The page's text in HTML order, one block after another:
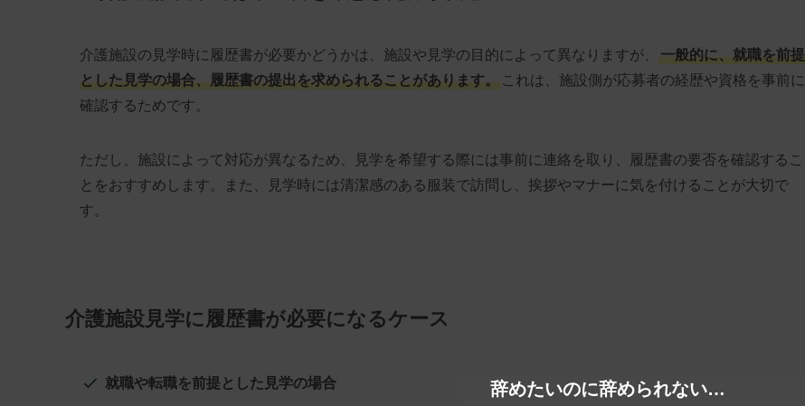
介護施設の見学時に履歴書が必要かどうかは、施設や見学の目的によって異なりますが、
一般的に、就職を前提
とした見学の場合、履歴書の提出を求められることがあります。
これは、施設側が応募者の経歴や資格を事前に
確認するためです。
ただし、施設によって対応が異なるため、見学を希望する際には事前に連絡を取り、履歴書の要否を確認するこ
とをおすすめします。また、見学時には清潔感のある服装で訪問し、挨拶やマナーに気を付けることが大切で
す。
介護施設見学に履歴書が必要になるケース
就職や転職を前提とした見学の場合
辞めたいのに辞められない…